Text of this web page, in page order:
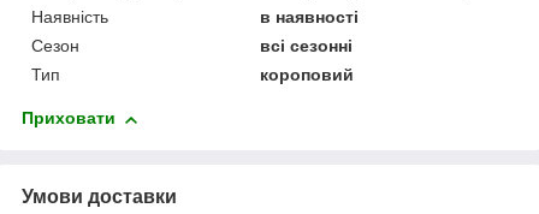
Наявність
в наявності
Сезон
всі сезонні
Тип
короповий
Приховати
Умови доставки